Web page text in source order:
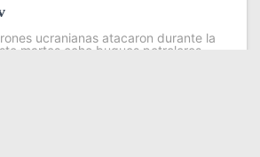
ucranianas atacaron durante la
martes ocho buques petroleros